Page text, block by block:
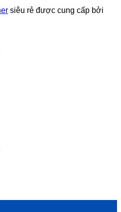
siêu rẻ được cung cấp bởi